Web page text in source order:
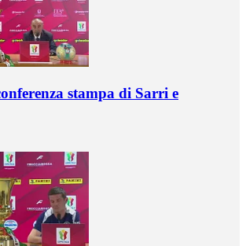
stampa di Sarri e